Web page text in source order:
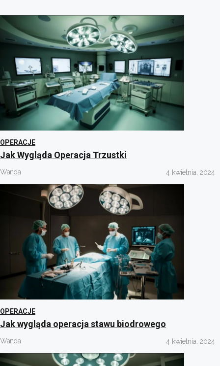
OPERACJE
Jak Wygląda Operacja Trzustki
Wanda 4 kwietnia, 2024
OPERACJE
Jak wygląda operacja stawu biodrowego
Wanda 4 kwietnia, 2024